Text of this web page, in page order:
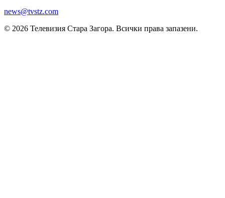
news@tvstz.com
© 2026 Телевизия Стара Загора. Всички права запазени.